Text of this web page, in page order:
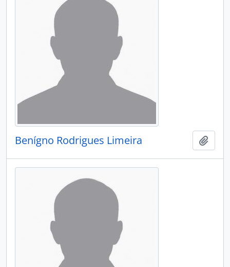
Benígno Rodrigues Limeira